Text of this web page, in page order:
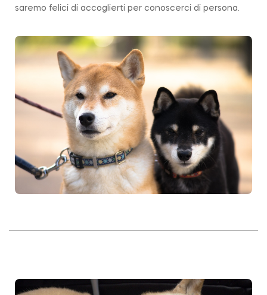
saremo felici di accoglierti per conoscerci di persona.